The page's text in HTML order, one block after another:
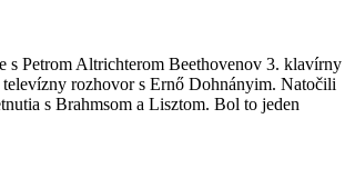
s Petrom Altrichterom Beethovenov 3. klavírny
televízny rozhovor s Ernő Dohnányim. Natočili
s Brahmsom a Lisztom. Bol to jeden